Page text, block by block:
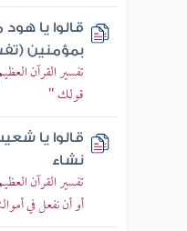
قالوا يا
بمؤمنين
تفسير القرآن
قولك "
قالوا يا
نشاء
تفسير القرآن
أو أن نفعل في